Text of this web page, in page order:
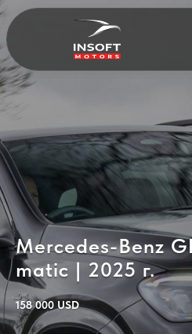
Mercedes-Benz
matic | 2025 г.
158 000 USD